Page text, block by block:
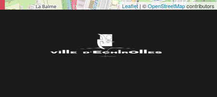
Leaflet | ©OpenStreetMapcontributors